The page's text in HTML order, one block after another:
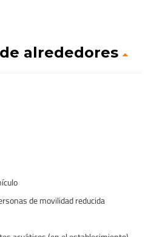
alrededores
de movilidad reducida